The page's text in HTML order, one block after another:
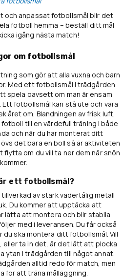
och anpassat fotbollsmål blir det
fotboll hemma – beställ ditt mål
igång nästa match!
om fotbollsmål
som gör att alla vuxna och barn
Med ett fotbollsmål i trädgården
spela oavsett om man är ensam
fotbollsmål kan stå ute och vara
året om. Blandningen av frisk luft,
till en värdefull träning i både
och när du har monterat ditt
det bara en boll så är aktiviteten
om du vill ta ner dem när snön
kommer.
ett fotbollsmål?
av stark vädertålig metall
Du kommer att upptäcka att
lätta att montera och blir stabila
med i leveransen. Du får också
du ska montera ditt fotbollsmål. Vill
ta in det, är det lätt att plocka
ytan i trädgården till något annat.
alltid redo för match, men
för att träna målläggning.